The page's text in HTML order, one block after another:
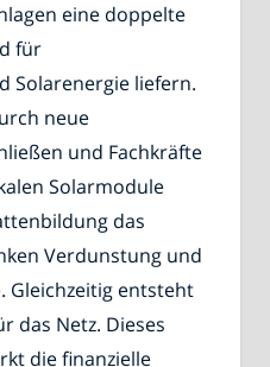
eine doppelte
für
Solarenergie liefern.
neue
und Fachkräfte
Solarmodule
das
Verdunstung und
Gleichzeitig entsteht
das Netz. Dieses
die finanzielle